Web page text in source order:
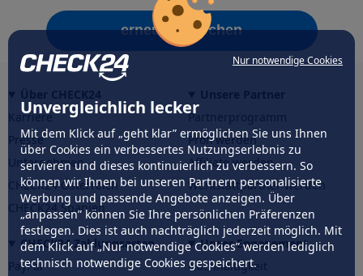
Nur notwendige Cookies
Unvergleichlich lecker
Mit dem Klick auf „geht klar” ermöglichen Sie uns Ihnen
über Cookies ein verbessertes Nutzungserlebnis zu
servieren und dieses kontinuierlich zu verbessern. So
können wir Ihnen bei unseren Partnern personalisierte
Werbung und passende Angebote anzeigen. Über
„anpassen” können Sie Ihre persönlichen Präferenzen
festlegen. Dies ist auch nachträglich jederzeit möglich. Mit
dem Klick auf „Nur notwendige Cookies” werden lediglich
technisch notwendige Cookies gespeichert.
erneut versuchen
Karriere
Presse
Unternehmen
CHECK24 Österreich
CHECK24 Spanien
Partnerprogramm
Profi werden
Affiliate werden
Werkstattpartner werden
CHECK24 Zahlungsarten
PayPal
Unser Engagement
Nachhaltigkeit